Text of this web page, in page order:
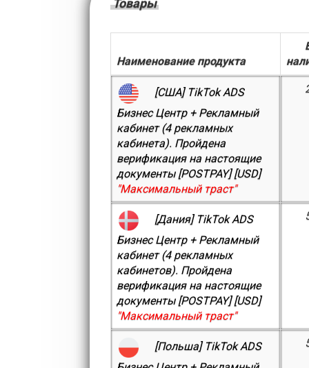
Наименование продукта
[США] TikTok ADS
Бизнес Центр + Рекламный
кабинет (4 рекламных
кабинета). Пройдена
верификация на настоящие
документы [POSTPAY] [USD]
"Максимальный траст"
[Дания] TikTok ADS
Бизнес Центр + Рекламный
кабинет (4 рекламных
кабинетов). Пройдена
верификация на настоящие
документы [POSTPAY] [USD]
"Максимальный траст"
[Польша] TikTok ADS